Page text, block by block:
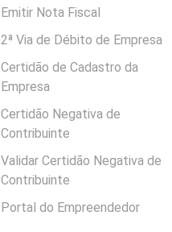
Emitir Nota Fiscal
2ª Via de Débito de Empresa
Certidão de Cadastro da
Empresa
Certidão Negativa de
Contribuinte
Validar Certidão Negativa de
Contribuinte
Portal do Empreendedor